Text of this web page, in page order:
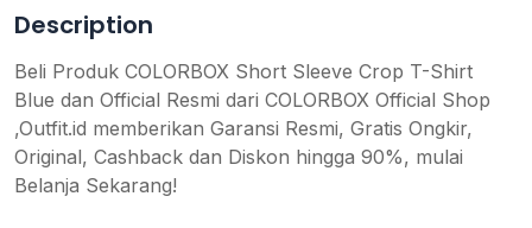
Description
Beli Produk COLORBOX Short Sleeve Crop T-Shirt
Blue dan Official Resmi dari COLORBOX Official Shop
,Outfit.id memberikan Garansi Resmi, Gratis Ongkir,
Original, Cashback dan Diskon hingga 90%, mulai
Belanja Sekarang!